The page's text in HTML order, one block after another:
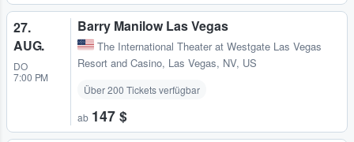
27.
AUG.
DO
7:00 PM
Barry Manilow Las Vegas
The International Theater at Westgate Las Vegas
Resort and Casino, Las Vegas, NV, US
Über 200 Tickets verfügbar
ab 147 $